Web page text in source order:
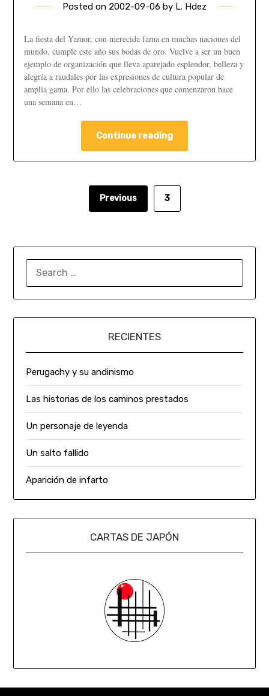
Posted on 2002-09-06 by L. Hdez
La fiesta del Yamor, con merecida fama en muchas naciones del
mundo, cumple este año sus bodas de oro. Vuelve a ser un buen
ejemplo de organización que lleva aparejado esplendor, belleza y
alegría a raudales por las expresiones de cultura popular de
amplia gama. Por ello las celebraciones que comenzaron hace
una semana en…
Continue reading
Previous 3
RECIENTES
Perugachy y su andinismo
Las historias de los caminos prestados
Un personaje de leyenda
Un salto fallido
Aparición de infarto
CARTAS DE JAPÓN